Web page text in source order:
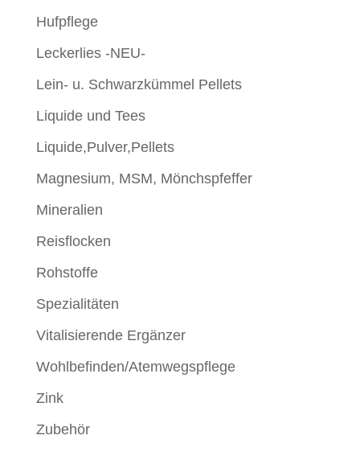
Hufpflege
Leckerlies -NEU-
Lein- u. Schwarzkümmel Pellets
Liquide und Tees
Liquide,Pulver,Pellets
Magnesium, MSM, Mönchspfeffer
Mineralien
Reisflocken
Rohstoffe
Spezialitäten
Vitalisierende Ergänzer
Wohlbefinden/Atemwegspflege
Zink
Zubehör